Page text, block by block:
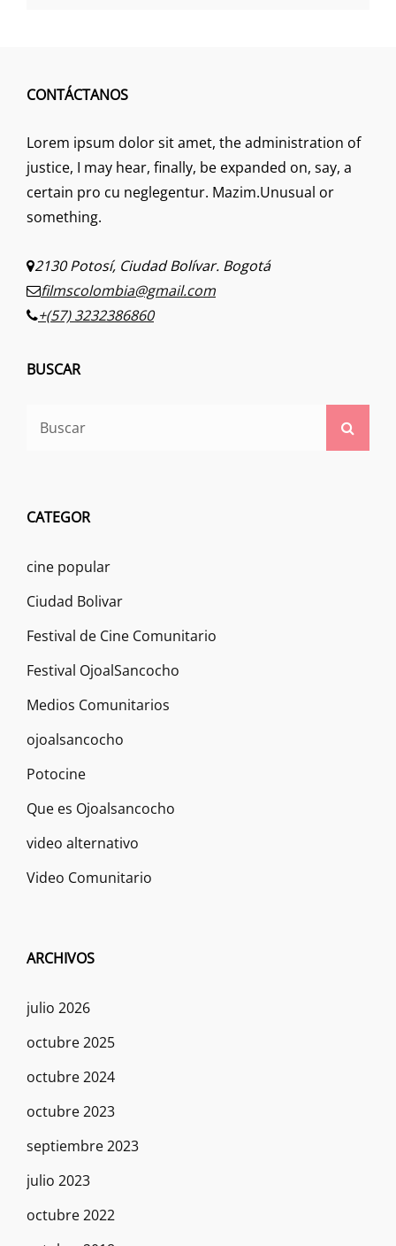
CONTÁCTANOS
Lorem ipsum dolor sit amet, the administration of
justice, I may hear, finally, be expanded on, say, a
certain pro cu neglegentur. Mazim.Unusual or
something.
2130 Potosí, Ciudad Bolívar. Bogotá
filmscolombia@gmail.com
+(57) 3232386860
BUSCAR
CATEGOR
cine popular
Ciudad Bolivar
Festival de Cine Comunitario
Festival OjoalSancocho
Medios Comunitarios
ojoalsancocho
Potocine
Que es Ojoalsancocho
video alternativo
Video Comunitario
ARCHIVOS
julio 2026
octubre 2025
octubre 2024
octubre 2023
septiembre 2023
julio 2023
octubre 2022